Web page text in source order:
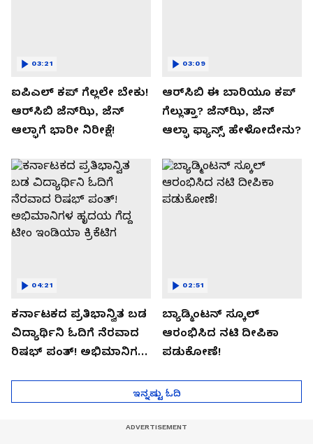
ಐಪಿಎಲ್ ಕಪ್‌ ಗೆಲ್ಲಲೇ ಬೇಕು!
ಆರ್‌ಸಿಬಿ ಜೆನ್‌ಝಿ, ಜೆನ್‌
ಆಲ್ಫಾಗೆ ಭಾರೀ ನಿರೀಕ್ಷೆ!
03:21
ಆರ್‌ಸಿಬಿ ಈ ಬಾರಿಯೂ ಕಪ್‌
ಗೆಲ್ಲುತ್ತಾ? ಜೆನ್‌ಝಿ, ಜೆನ್‌
ಆಲ್ಫಾ ಫ್ಯಾನ್ಸ್ ಹೇಳೋದೇನು?
03:09
ಕರ್ನಾಟಕದ ಪ್ರತಿಭಾನ್ವಿತ ಬಡ
ವಿದ್ಯಾರ್ಥಿನಿ ಓದಿಗೆ ನೆರವಾದ
ರಿಷಭ್ ಪಂತ್! ಅಭಿಮಾನಿಗಳ
04:21
ಬ್ಯಾಡ್ಮಿಂಟನ್ ಸ್ಕೂಲ್​
ಆರಂಭಿಸಿದ ನಟಿ ದೀಪಿಕಾ
ಪಡುಕೋಣೆ!
02:51
ಇನ್ನಷ್ಟು ಓದಿ